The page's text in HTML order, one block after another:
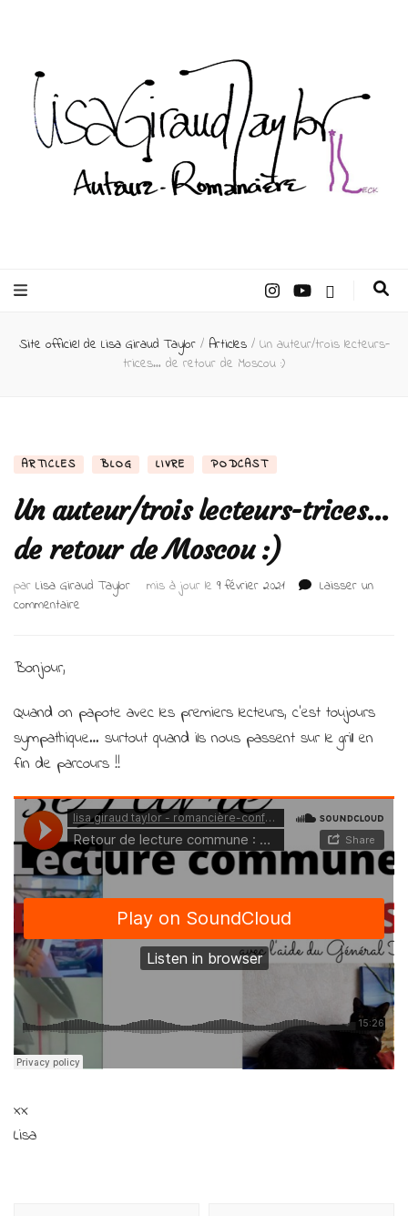
Taylor –
Auteur
Site officiel de Lisa Giraud Taylor / Articles / Un auteur/trois lecteurs-
trices… de retour de Moscou :)
ARTICLES BLOG LIVRE PODCAST
Un auteur/trois lecteurs-trices…
de retour de Moscou :)
par Lisa Giraud Taylor mis à jour le 9 février 2021
Laisser un
commentaire
retour
de
Moscou
Bonjour,
Quand on papote avec les premiers lecteurs, c’est toujours
sympathique… surtout quand ils nous passent sur le grill en
fin de parcours !!
xx
Lisa